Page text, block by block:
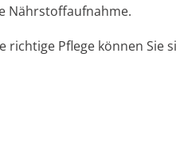
Nährstoffaufnahme.
Pflege können Sie